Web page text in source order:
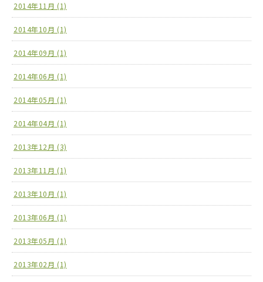
2014年11月 (1)
2014年10月 (1)
2014年09月 (1)
2014年06月 (1)
2014年05月 (1)
2014年04月 (1)
2013年12月 (3)
2013年11月 (1)
2013年10月 (1)
2013年06月 (1)
2013年05月 (1)
2013年02月 (1)